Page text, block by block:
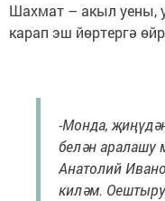
Шахмат – акыл уены,
карап эш йөртергә
-Монда,
белән аралашу
Анатолий
киләм.